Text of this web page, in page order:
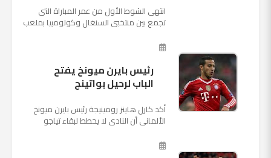
انتهى الشوط الأول من عمر المباراة التى
تجمع بين منتخبى السنغال وكولومبيا بملعب
الثالثة والأ...
رئيس بايرن ميونخ يفتح
الباب لرحيل بواتينج
أكد كارل هاينز رومينيجة رئيس بايرن ميونخ
الألمانى أن النادى لا يخطط لبقاء تياجو
وأنه سيستم...